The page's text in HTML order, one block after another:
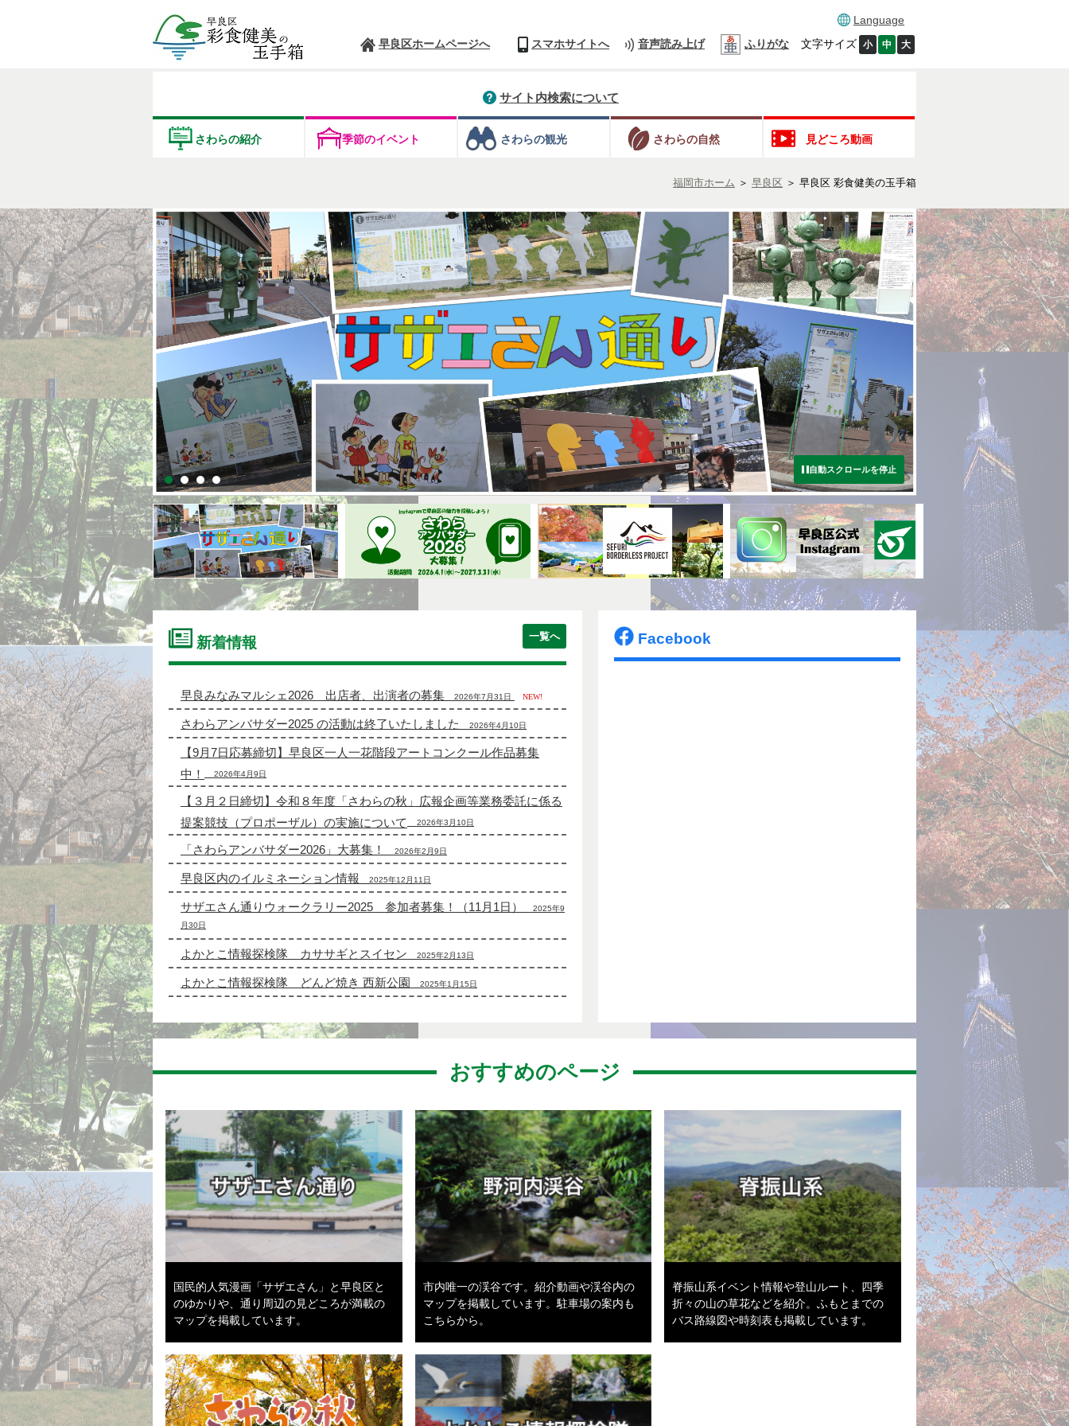
Language
早良区ホームページへ
スマホサイトへ 音声読み上げ ふりがな 文字サイズ 小 中 大
サイト内検索について
さわらの紹介 季節のイベント さわらの観光 さわらの自然 見どころ動画
福岡市ホーム ＞ 早良区 ＞ 早良区 彩食健美の玉手箱
自動スクロールを停止
新着情報 一覧へ
早良みなみマルシェ2026 出店者、出演者の募集 2026年7月31日 NEW!
さわらアンバサダー2025 の活動は終了いたしました 2026年4月10日
【9月7日応募締切】早良区一人一花階段アートコンクール作品募集
中！ 2026年4月9日
【３月２日締切】令和８年度「さわらの秋」広報企画等業務委託に係る
提案競技（プロポーザル）の実施について 2026年3月10日
「さわらアンバサダー2026」大募集！ 2026年2月9日
早良区内のイルミネーション情報 2025年12月11日
サザエさん通りウォークラリー2025 参加者募集！（11月1日） 2025年9
月30日
よかとこ情報探検隊＿カササギとスイセン 2025年2月13日
よかとこ情報探検隊＿どんど焼き 西新公園 2025年1月15日
Facebook
おすすめのページ
国民的人気漫画「サザエさん」と早良区と
のゆかりや、通り周辺の見どころが満載の
マップを掲載しています。
市内唯一の渓谷です。紹介動画や渓谷内の
マップを掲載しています。駐車場の案内も
こちらから。
脊振山系イベント情報や登山ルート、四季
折々の山の草花などを紹介。ふもとまでの
バス路線図や時刻表も掲載しています。